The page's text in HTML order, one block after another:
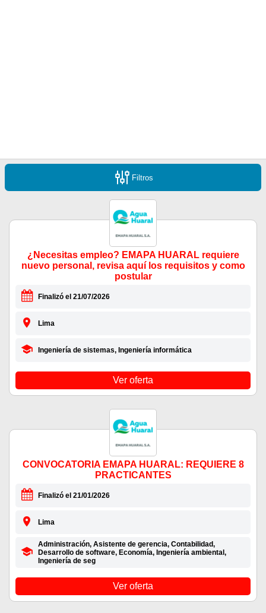
Filtros
¿Necesitas empleo? EMAPA HUARAL requiere
nuevo personal, revisa aquí los requisitos y como
postular
Finalizó el 21/07/2026
Lima
Ingeniería de sistemas, Ingeniería informática
Ver oferta
CONVOCATORIA EMAPA HUARAL: REQUIERE 8
PRACTICANTES
Finalizó el 21/01/2026
Lima
Administración, Asistente de gerencia, Contabilidad,
Desarrollo de software, Economía, Ingeniería ambiental,
Ingeniería de seg
Ver oferta